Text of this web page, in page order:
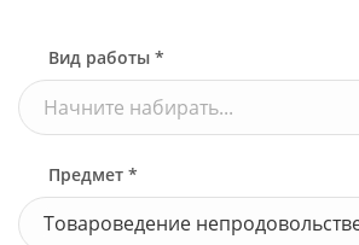
Вид работы *
Начните набирать...
Предмет *
Товароведение